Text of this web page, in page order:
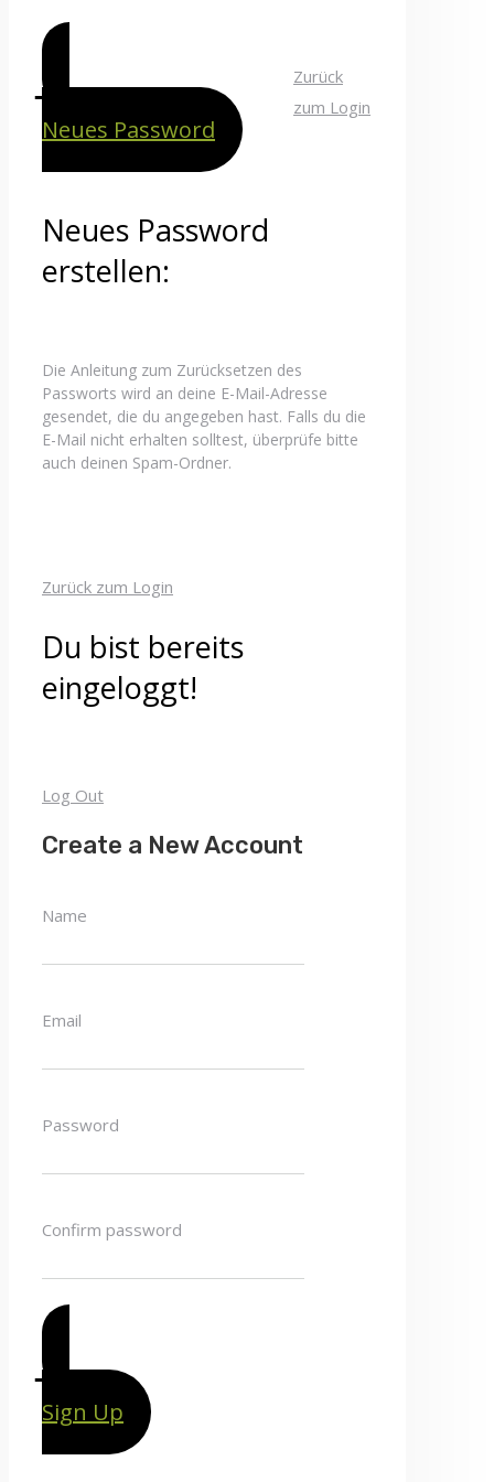
Neues Password
Zurück
zum Login
Neues Password
erstellen:
Die Anleitung zum Zurücksetzen des
Passworts wird an deine E-Mail-Adresse
gesendet, die du angegeben hast. Falls du die
E-Mail nicht erhalten solltest, überprüfe bitte
auch deinen Spam-Ordner.
Zurück zum Login
Du bist bereits
eingeloggt!
Log Out
Create a New Account
Name
Email
Password
Confirm password
Sign Up